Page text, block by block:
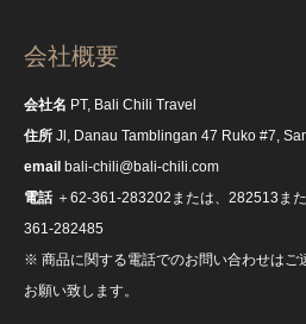
会社概要
会社名 PT, Bali Chili Travel
住所 Jl, Danau Tamblingan 47 Ruko #7,
email bali-chili@bali-chili.com
電話＋62-361-283202または、282513ま
361-282485
※ 商品に関する電話でのお問い合わせはご
お願い致します。